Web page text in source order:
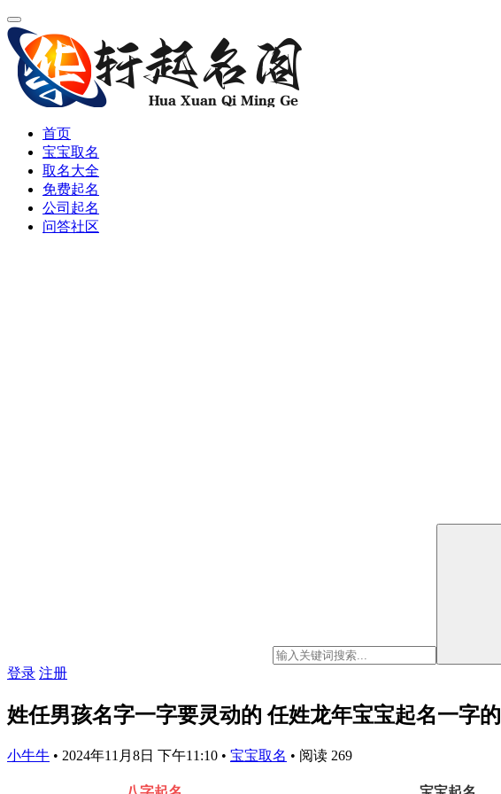
首页
宝宝取名
取名大全
免费起名
公司起名
问答社区
登录 注册
姓任男孩名字一字要灵动的 任姓龙年宝宝起名一字的
小牛牛 • 2024年11月8日 下午11:10 • 宝宝取名 • 阅读 269